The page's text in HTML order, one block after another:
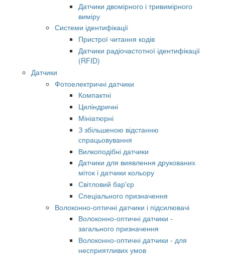
Датчики двомірного і тривимірного
виміру
Системи ідентифікації
Пристрої читання кодів
Датчики радіочастотної ідентифікації
(RFID)
Датчики
Фотоелектричні датчики
Компактні
Циліндричні
Мініатюрні
З збільшеною відстанню
спрацьовування
Вилкоподібні датчики
Датчики для виявлення друкованих
міток і датчики кольору
Світловий бар'єр
Спеціального призначення
Волоконно-оптичні датчики і підсилювачі
Волоконно-оптичні датчики -
загального призначення
Волоконно-оптичні датчики - для
несприятливих умов